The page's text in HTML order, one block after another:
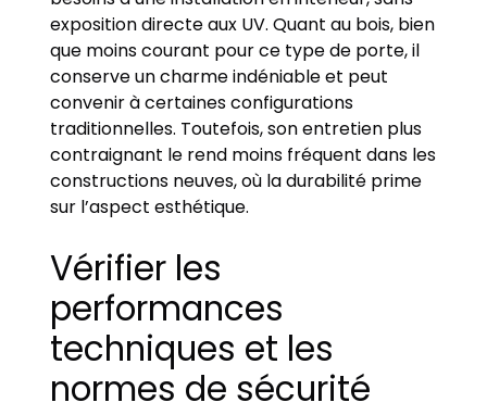
exposition directe aux UV. Quant au bois, bien
que moins courant pour ce type de porte, il
conserve un charme indéniable et peut
convenir à certaines configurations
traditionnelles. Toutefois, son entretien plus
contraignant le rend moins fréquent dans les
constructions neuves, où la durabilité prime
sur l’aspect esthétique.
Vérifier les
performances
techniques et les
normes de sécurité